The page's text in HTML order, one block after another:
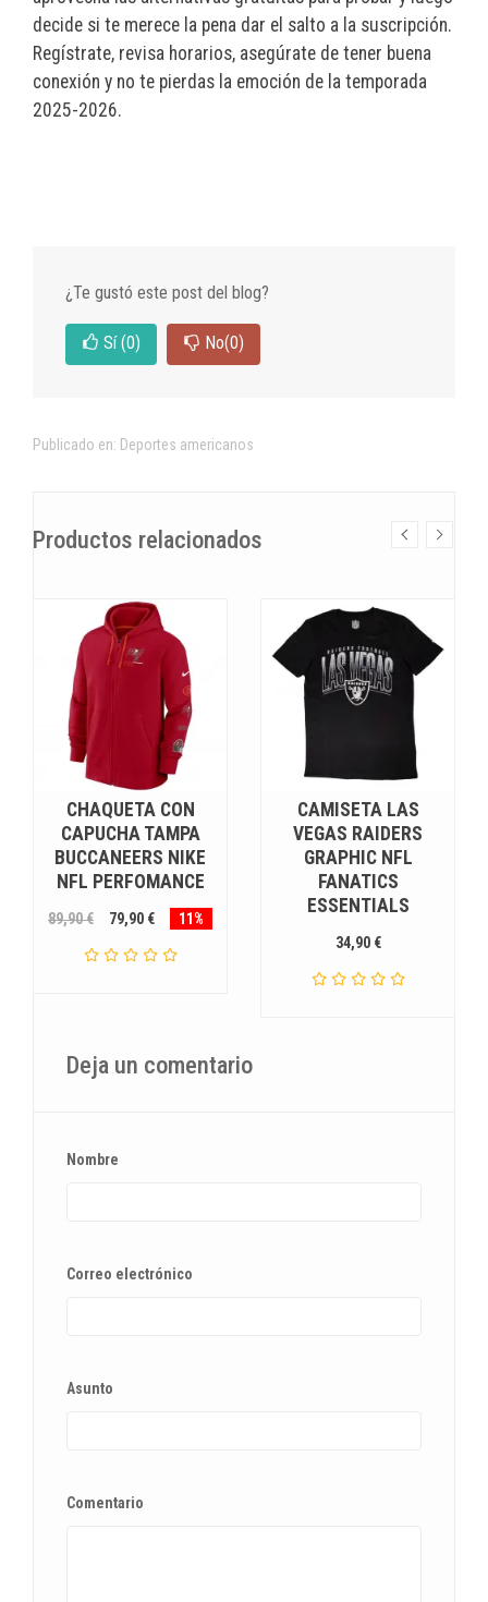
decide si te merece la pena dar el salto a la suscripción.
Regístrate, revisa horarios, asegúrate de tener buena
conexión y no te pierdas la emoción de la temporada
2025-2026.
¿Te gustó este post del blog?
Sí(0) No(0)
Publicado en: Deportes americanos
Productos relacionados
CHAQUETA CON
CAPUCHA TAMPA
BUCCANEERS NIKE
NFL PERFOMANCE
89,90 € 79,90 € 11%
CAMISETA LAS
VEGAS RAIDERS
GRAPHIC NFL
FANATICS
ESSENTIALS
34,90 €
Deja un comentario
Nombre
Correo electrónico
Asunto
Comentario